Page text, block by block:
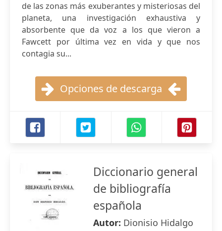
de las zonas más exuberantes y misteriosas del
planeta, una investigación exhaustiva y
absorbente que da voz a los que vieron a
Fawcett por última vez en vida y que nos
contagia su...
Opciones de descarga
Diccionario general
de bibliografía
española
Autor: Dionisio Hidalgo